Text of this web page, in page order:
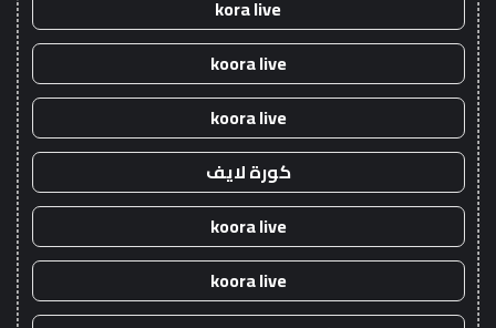
kora live
koora live
koora live
كورة لايف
koora live
koora live